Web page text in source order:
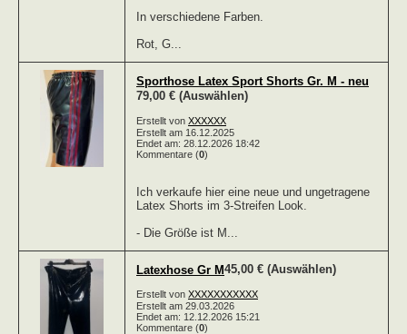
In verschiedene Farben.
Rot, G...
Sporthose Latex Sport Shorts Gr. M - neu
79,00 € (Auswählen)
Erstellt von XXXXXX
Erstellt am 16.12.2025
Endet am: 28.12.2026 18:42
Kommentare (0)
Ich verkaufe hier eine neue und ungetragene
Latex Shorts im 3-Streifen Look.
- Die Größe ist M...
Latexhose Gr M45,00 € (Auswählen)
Erstellt von XXXXXXXXXXX
Erstellt am 29.03.2026
Endet am: 12.12.2026 15:21
Kommentare (0)